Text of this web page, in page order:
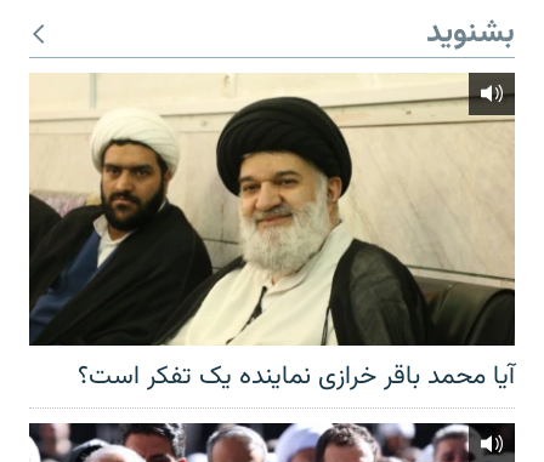
بشنوید
آیا محمد باقر خرازی نماینده یک تفکر است؟